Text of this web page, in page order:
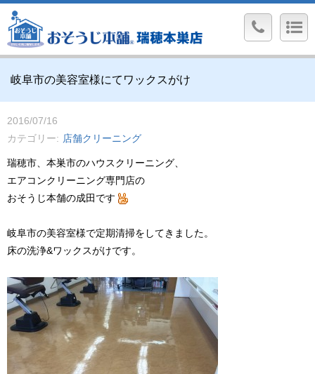
岐阜市の美容室様にてワックスがけ
2016/07/16
カテゴリー
店舗クリーニング
瑞穂市、本巣市のハウスクリーニング、
エアコンクリーニング専門店の
おそうじ本舗の成田です
岐阜市の美容室様で定期清掃をしてきました。
床の洗浄&ワックスがけです。